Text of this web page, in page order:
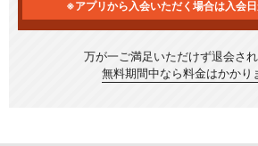
※アプリから入会いただく場合は入会
万が一ご満足いただけず退会され
無料期間中なら料金はかかり